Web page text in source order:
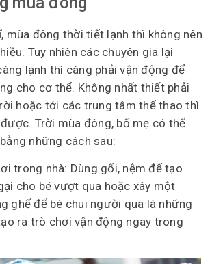
mùa đông thời tiết lạnh thì không nên
Tuy nhiên các chuyên gia lại
lạnh thì càng phải vận động để
cho cơ thể. Không nhất thiết phải
hoặc tới các trung tâm thể thao thì
Trời mùa đông, bố mẹ có thể
những cách sau:
trong nhà: Dùng gối, nệm để tạo
cho bé vượt qua hoặc xây một
ghế để bé chui người qua là những
ra trò chơi vận động ngay trong